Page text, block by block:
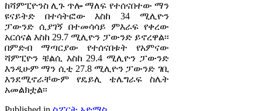
ከሻምፒዮንስ ሊጉ ጥሎ ማለፍ የተሰናበተው ማን
ዩናይትድ በተሳትፎው እስከ 34 ሚሊዮን
ፓውንድ ሲያገኝ በተመሳሳይ ምእራፍ የቀረው
አርሰናል እስከ 29.7 ሚሊዮን ፓውንድ ይኖረዋል፡፡
በምድብ ማጣርያው የተሰናበቱት የአምናው
ሻምፒዮን ቼልሲ እስከ 29.4 ሚሊዮን ፓውንድ
እንዲሁም ማን ሲቲ 27.8 ሚሊዮን ፓውንድ ገቢ
እንደሚኖራቸውም የዴይሊ ቴሌግራፍ ስሌት
አመልክቷል፡፡